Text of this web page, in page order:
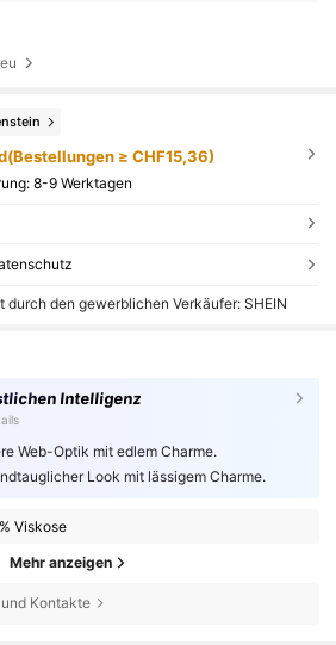
≥ CHF15,36)
8-9 Werktagen
durch den gewerblichen Verkäufer: SHEIN
Intelligenz
Web-Optik mit edlem Charme.
Look mit lässigem Charme.
Viskose
Mehr anzeigen
Kontakte